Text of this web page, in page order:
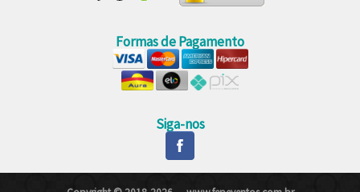
Formas de Pagamento
Siga-nos